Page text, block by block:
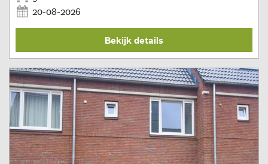
20-08-2026
Bekijk details